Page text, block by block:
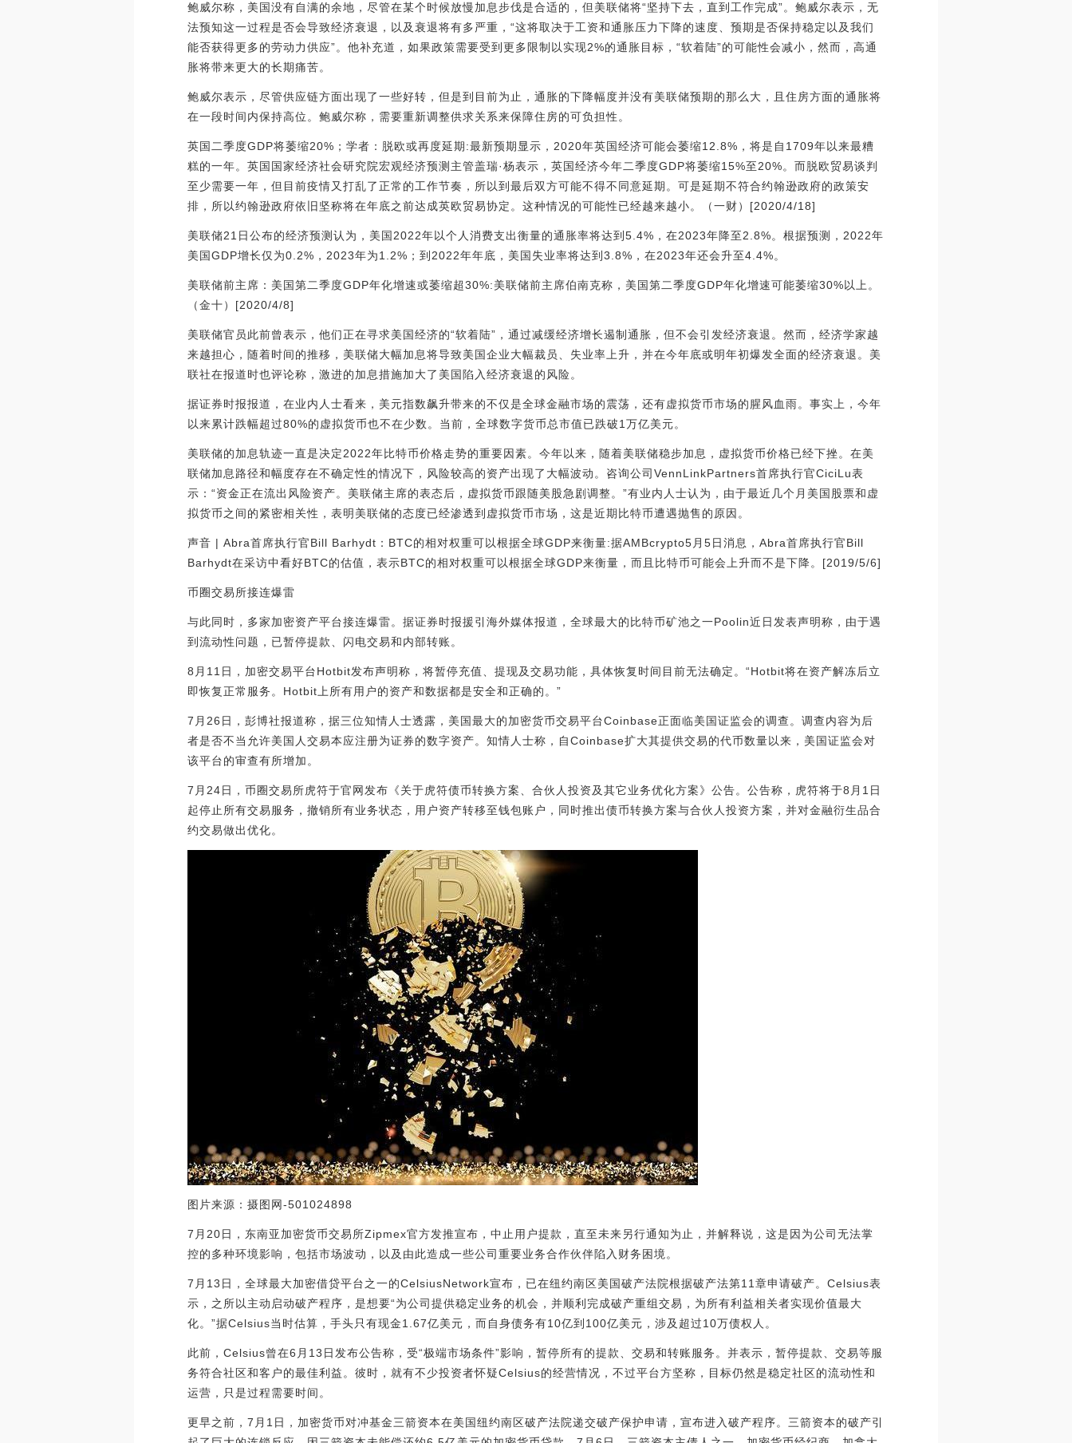
鲍威尔称，美国没有自满的余地，尽管在某个时候放慢加息步伐是合适的，但美联储将“坚持下去，直到工作完成”。鲍威尔表示，无
法预知这一过程是否会导致经济衰退，以及衰退将有多严重，“这将取决于工资和通胀压力下降的速度、预期是否保持稳定以及我们
能否获得更多的劳动力供应”。他补充道，如果政策需要受到更多限制以实现2%的通胀目标，“软着陆”的可能性会减小，然而，高通
胀将带来更大的长期痛苦。
鲍威尔表示，尽管供应链方面出现了一些好转，但是到目前为止，通胀的下降幅度并没有美联储预期的那么大，且住房方面的通胀将
在一段时间内保持高位。鲍威尔称，需要重新调整供求关系来保障住房的可负担性。
英国二季度GDP将萎缩20%；学者：脱欧或再度延期:最新预期显示，2020年英国经济可能会萎缩12.8%，将是自1709年以来最糟
糕的一年。英国国家经济社会研究院宏观经济预测主管盖瑞·杨表示，英国经济今年二季度GDP将萎缩15%至20%。而脱欧贸易谈判
至少需要一年，但目前疫情又打乱了正常的工作节奏，所以到最后双方可能不得不同意延期。可是延期不符合约翰逊政府的政策安
排，所以约翰逊政府依旧坚称将在年底之前达成英欧贸易协定。这种情况的可能性已经越来越小。（一财）[2020/4/18]
美联储21日公布的经济预测认为，美国2022年以个人消费支出衡量的通胀率将达到5.4%，在2023年降至2.8%。根据预测，2022年
美国GDP增长仅为0.2%，2023年为1.2%；到2022年年底，美国失业率将达到3.8%，在2023年还会升至4.4%。
美联储前主席：美国第二季度GDP年化增速或萎缩超30%:美联储前主席伯南克称，美国第二季度GDP年化增速可能萎缩30%以上。
（金十）[2020/4/8]
美联储官员此前曾表示，他们正在寻求美国经济的“软着陆”，通过减缓经济增长遏制通胀，但不会引发经济衰退。然而，经济学家越
来越担心，随着时间的推移，美联储大幅加息将导致美国企业大幅裁员、失业率上升，并在今年底或明年初爆发全面的经济衰退。美
联社在报道时也评论称，激进的加息措施加大了美国陷入经济衰退的风险。
据证券时报报道，在业内人士看来，美元指数飙升带来的不仅是全球金融市场的震荡，还有虚拟货币市场的腥风血雨。事实上，今年
以来累计跌幅超过80%的虚拟货币也不在少数。当前，全球数字货币总市值已跌破1万亿美元。
美联储的加息轨迹一直是决定2022年比特币价格走势的重要因素。今年以来，随着美联储稳步加息，虚拟货币价格已经下挫。在美
联储加息路径和幅度存在不确定性的情况下，风险较高的资产出现了大幅波动。咨询公司VennLinkPartners首席执行官CiciLu表
示：“资金正在流出风险资产。美联储主席的表态后，虚拟货币跟随美股急剧调整。”有业内人士认为，由于最近几个月美国股票和虚
拟货币之间的紧密相关性，表明美联储的态度已经渗透到虚拟货币市场，这是近期比特币遭遇抛售的原因。
声音 | Abra首席执行官Bill Barhydt：BTC的相对权重可以根据全球GDP来衡量:据AMBcrypto5月5日消息，Abra首席执行官Bill
Barhydt在采访中看好BTC的估值，表示BTC的相对权重可以根据全球GDP来衡量，而且比特币可能会上升而不是下降。[2019/5/6]
币圈交易所接连爆雷
与此同时，多家加密资产平台接连爆雷。据证券时报援引海外媒体报道，全球最大的比特币矿池之一Poolin近日发表声明称，由于遇
到流动性问题，已暂停提款、闪电交易和内部转账。
8月11日，加密交易平台Hotbit发布声明称，将暂停充值、提现及交易功能，具体恢复时间目前无法确定。“Hotbit将在资产解冻后立
即恢复正常服务。Hotbit上所有用户的资产和数据都是安全和正确的。”
7月26日，彭博社报道称，据三位知情人士透露，美国最大的加密货币交易平台Coinbase正面临美国证监会的调查。调查内容为后
者是否不当允许美国人交易本应注册为证券的数字资产。知情人士称，自Coinbase扩大其提供交易的代币数量以来，美国证监会对
该平台的审查有所增加。
7月24日，币圈交易所虎符于官网发布《关于虎符债币转换方案、合伙人投资及其它业务优化方案》公告。公告称，虎符将于8月1日
起停止所有交易服务，撤销所有业务状态，用户资产转移至钱包账户，同时推出债币转换方案与合伙人投资方案，并对金融衍生品合
约交易做出优化。
图片来源：摄图网-501024898
7月20日，东南亚加密货币交易所Zipmex官方发推宣布，中止用户提款，直至未来另行通知为止，并解释说，这是因为公司无法掌
控的多种环境影响，包括市场波动，以及由此造成一些公司重要业务合作伙伴陷入财务困境。
7月13日，全球最大加密借贷平台之一的CelsiusNetwork宣布，已在纽约南区美国破产法院根据破产法第11章申请破产。Celsius表
示，之所以主动启动破产程序，是想要“为公司提供稳定业务的机会，并顺利完成破产重组交易，为所有利益相关者实现价值最大
化。”据Celsius当时估算，手头只有现金1.67亿美元，而自身债务有10亿到100亿美元，涉及超过10万债权人。
此前，Celsius曾在6月13日发布公告称，受“极端市场条件”影响，暂停所有的提款、交易和转账服务。并表示，暂停提款、交易等服
务符合社区和客户的最佳利益。彼时，就有不少投资者怀疑Celsius的经营情况，不过平台方坚称，目标仍然是稳定社区的流动性和
运营，只是过程需要时间。
更早之前，7月1日，加密货币对冲基金三箭资本在美国纽约南区破产法院递交破产保护申请，宣布进入破产程序。三箭资本的破产引